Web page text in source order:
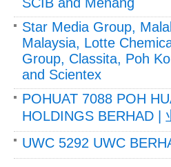
Star Media Group,
Malaysia, Lotte
Group, Classita, Poh
and Scientex
POHUAT 7088 POH
HOLDINGS BERHAD |
UWC 5292 UWC